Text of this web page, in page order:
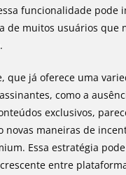
funcionalidade pode
de muitos usuários que
que já oferece uma
como a
exclusivos,
novas maneiras de
Essa estratégia
entre